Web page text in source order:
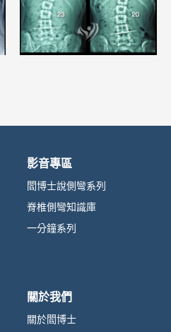
影音專區
閻博士說側彎系列
脊椎側彎知識庫
一分鐘系列
關於我們
關於閻博士